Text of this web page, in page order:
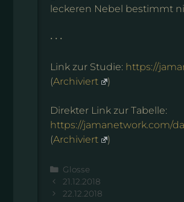
leckeren Nebel bestimmt
• • •
Link zur Studie: https://
(Archiviert )
Direkter Link zur Tabelle:
https://jamanetwork.com/
(Archiviert )
Kategorien
Glosse
21.12.2018
22.12.2018